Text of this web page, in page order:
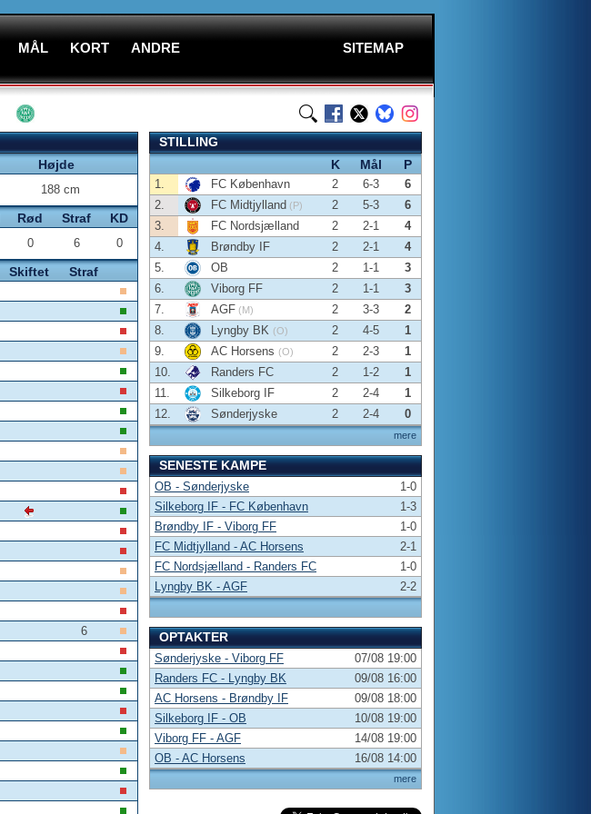
MÅL KORT ANDRE SITEMAP
Højde
188 cm
Rød Straf KD
0 6 0
Skiftet Straf
6
STILLING
K
Mål P
mere
1. FC København 2 6-3
6
2.
FC Midtjylland (P) 2 5-3
6
3.
FC Nordsjælland 2 2-1
4
4.
Brøndby IF 2 2-1
4
5.
OB 2 1-1
3
6.
Viborg FF 2 1-1
3
7.
AGF (M) 2 3-3
2
8.
Lyngby BK (O) 2 4-5
1
9.
AC Horsens (O) 2 2-3
1
10.
Randers FC 2 1-2
1
11.
Silkeborg IF 2 2-4
1
12.
Sønderjyske 2 2-4 0
SENESTE KAMPE
OB - Sønderjyske
1-0
Silkeborg IF - FC København
1-3
Brøndby IF - Viborg FF
1-0
FC Midtjylland - AC Horsens
2-1
FC Nordsjælland - Randers FC
1-0
Lyngby BK - AGF
2-2
OPTAKTER
mere
Sønderjyske - Viborg FF
07/08 19:00
Randers FC - Lyngby BK
09/08 16:00
AC Horsens - Brøndby IF
09/08 18:00
Silkeborg IF - OB
10/08 19:00
Viborg FF - AGF
14/08 19:00
OB - AC Horsens
16/08 14:00